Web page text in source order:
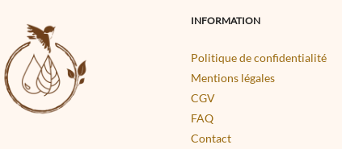
INFORMATION
Politique de confidentialité
Mentions légales
CGV
FAQ
Contact